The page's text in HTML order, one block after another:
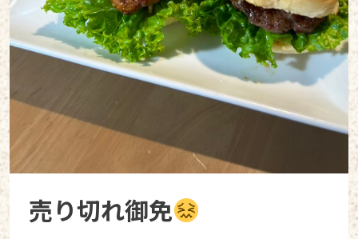
売り切れ御免